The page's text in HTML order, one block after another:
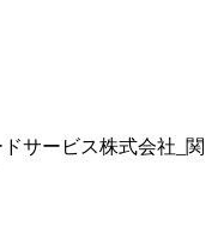
サービス株式会社_関